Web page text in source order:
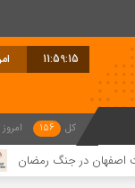
11:59:17
کل 156 امروز
مواد اولیه چند برابر